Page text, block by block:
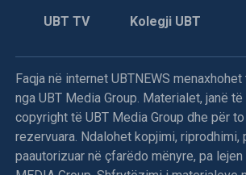
UBT TV Kolegji UBT
Faqja në internet UBTNEWS
nga UBT Media Group. Materialet, janë
copyright të UBT Media Group dhe për
rezervuara. Ndalohet kopjimi, riprodhimi,
paautorizuar në çfarëdo mënyre, pa